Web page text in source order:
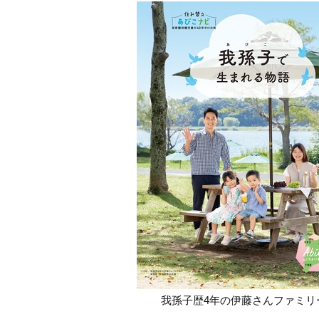
我孫子歴4年の伊藤さんファミリ